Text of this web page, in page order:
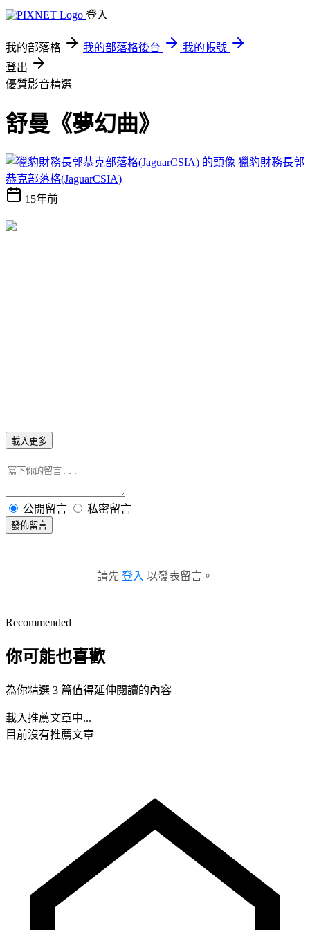
登入
我的部落格 我的部落格後台
我的帳號
登出
優質影音精選
舒曼《夢幻曲》
獵豹財務長郭
恭克部落格(JaguarCSIA)
15年前
載入更多
公開留言 私密留言
發佈留言
請先 登入 以發表留言。
Recommended
你可能也喜歡
為你精選 3 篇值得延伸閱讀的內容
載入推薦文章中...
目前沒有推薦文章